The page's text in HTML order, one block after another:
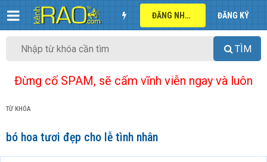
ĐĂNG NHẬP ĐĂNG KÝ
TÌM
Đừng cố SPAM, sẽ cấm vĩnh viễn ngay và luôn
TỪ KHÓA
bó hoa tươi đẹp cho lễ tình nhân